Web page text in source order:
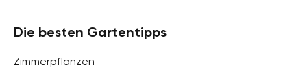
Die besten Gartentipps
Zimmerpflanzen